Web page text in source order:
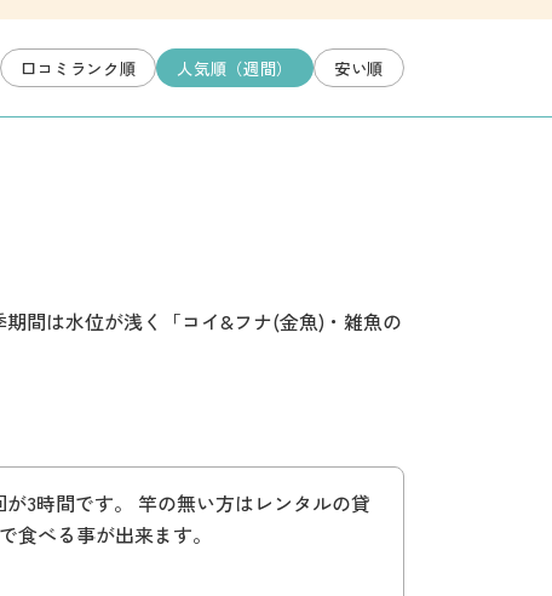
口コミランク順 人気順（週間） 安い順
間は水位が浅く「コイ&フナ(金魚)・雑魚の
3時間です。 竿の無い方はレンタルの貸
食べる事が出来ます。